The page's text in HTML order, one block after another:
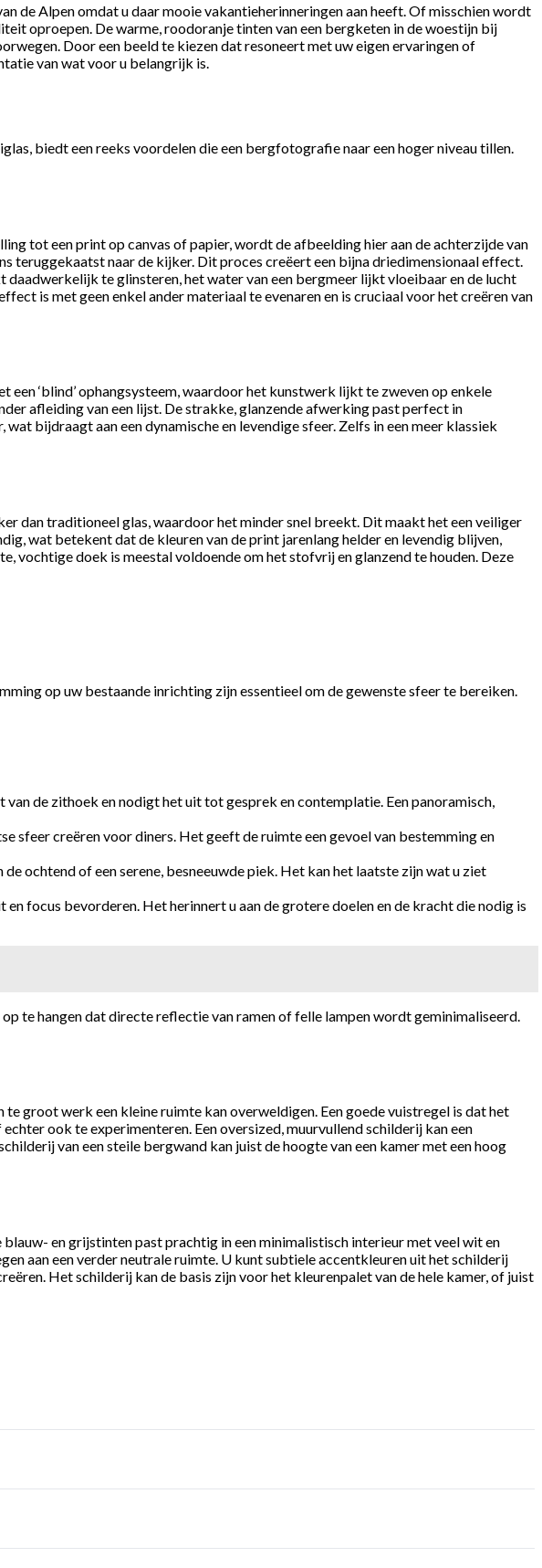
de Alpen omdat u daar mooie vakantieherinneringen aan heeft. Of misschien wordt
oproepen. De warme, roodoranje tinten van een bergketen in de woestijn bij
Door een beeld te kiezen dat resoneert met uw eigen ervaringen of
van wat voor u belangrijk is.
biedt een reeks voordelen die een bergfotografie naar een hoger niveau tillen.
tot een print op canvas of papier, wordt de afbeelding hier aan de achterzijde van
naar de kijker. Dit proces creëert een bijna driedimensionaal effect.
te glinsteren, het water van een bergmeer lijkt vloeibaar en de lucht
is met geen enkel ander materiaal te evenaren en is cruciaal voor het creëren van
‘blind’ ophangsysteem, waardoor het kunstwerk lijkt te zweven op enkele
afleiding van een lijst. De strakke, glanzende afwerking past perfect in
bijdraagt aan een dynamische en levendige sfeer. Zelfs in een meer klassiek
dan traditioneel glas, waardoor het minder snel breekt. Dit maakt het een veiliger
wat betekent dat de kleuren van de print jarenlang helder en levendig blijven,
vochtige doek is meestal voldoende om het stofvrij en glanzend te houden. Deze
op uw bestaande inrichting zijn essentieel om de gewenste sfeer te bereiken.
de zithoek en nodigt het uit tot gesprek en contemplatie. Een panoramisch,
sfeer creëren voor diners. Het geeft de ruimte een gevoel van bestemming en
ochtend of een serene, besneeuwde piek. Het kan het laatste zijn wat u ziet
focus bevorderen. Het herinnert u aan de grotere doelen en de kracht die nodig is
te hangen dat directe reflectie van ramen of felle lampen wordt geminimaliseerd.
groot werk een kleine ruimte kan overweldigen. Een goede vuistregel is dat het
ook te experimenteren. Een oversized, muurvullend schilderij kan een
van een steile bergwand kan juist de hoogte van een kamer met een hoog
en grijstinten past prachtig in een minimalistisch interieur met veel wit en
aan een verder neutrale ruimte. U kunt subtiele accentkleuren uit het schilderij
Het schilderij kan de basis zijn voor het kleurenpalet van de hele kamer, of juist